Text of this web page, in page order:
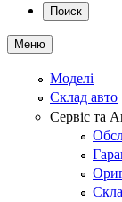
Поиск
Меню
Моделі
Склад авто
Сервіс та